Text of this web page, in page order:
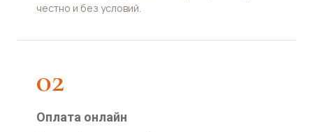
честно и без условий.
02
Оплата онлайн